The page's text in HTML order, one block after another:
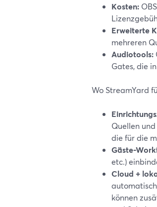
Kosten:
Erweiterte
mehreren
Audiotools:
Gates, die
Wo StreamYard
Quellen
die für die
Gäste-
etc.)
Cloud +
können